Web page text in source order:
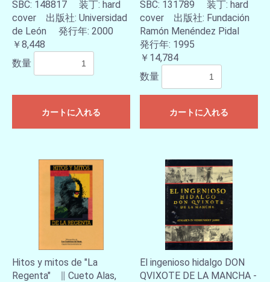
SBC: 148817 装丁: hard
cover 出版社: Universidad
de León 発行年: 2000
￥8,448
数量
カートに入れる
SBC: 131789 装丁: hard
cover 出版社: Fundación
Ramón Menéndez Pidal
発行年: 1995
￥14,784
数量
カートに入れる
Hitos y mitos de "La
Regenta" ∥ Cueto Alas,
El ingenioso hidalgo DON
QVIXOTE DE LA MANCHA -
カートへ進む